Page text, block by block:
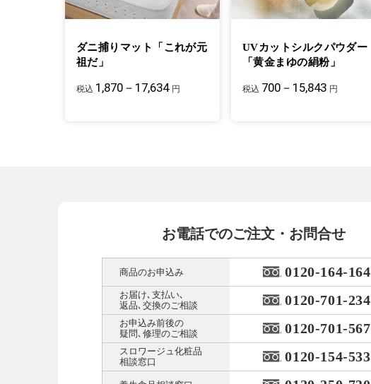
ダニ捕りマット「これが元
祖だ」
税込 1,870－17,634 円
UVカットシルクパウダー
「黄金まゆの絹粉」
税込 700－15,843 円
お電話でのご注文・お問合せ
商品のお申込み 0120-164-164
お届け､支払い､
返品､交換のご相談
0120-701-234
お申込み前後の
疑問､修理のご相談
0120-701-567
スロワージュ化粧品
相談窓口
0120-154-533